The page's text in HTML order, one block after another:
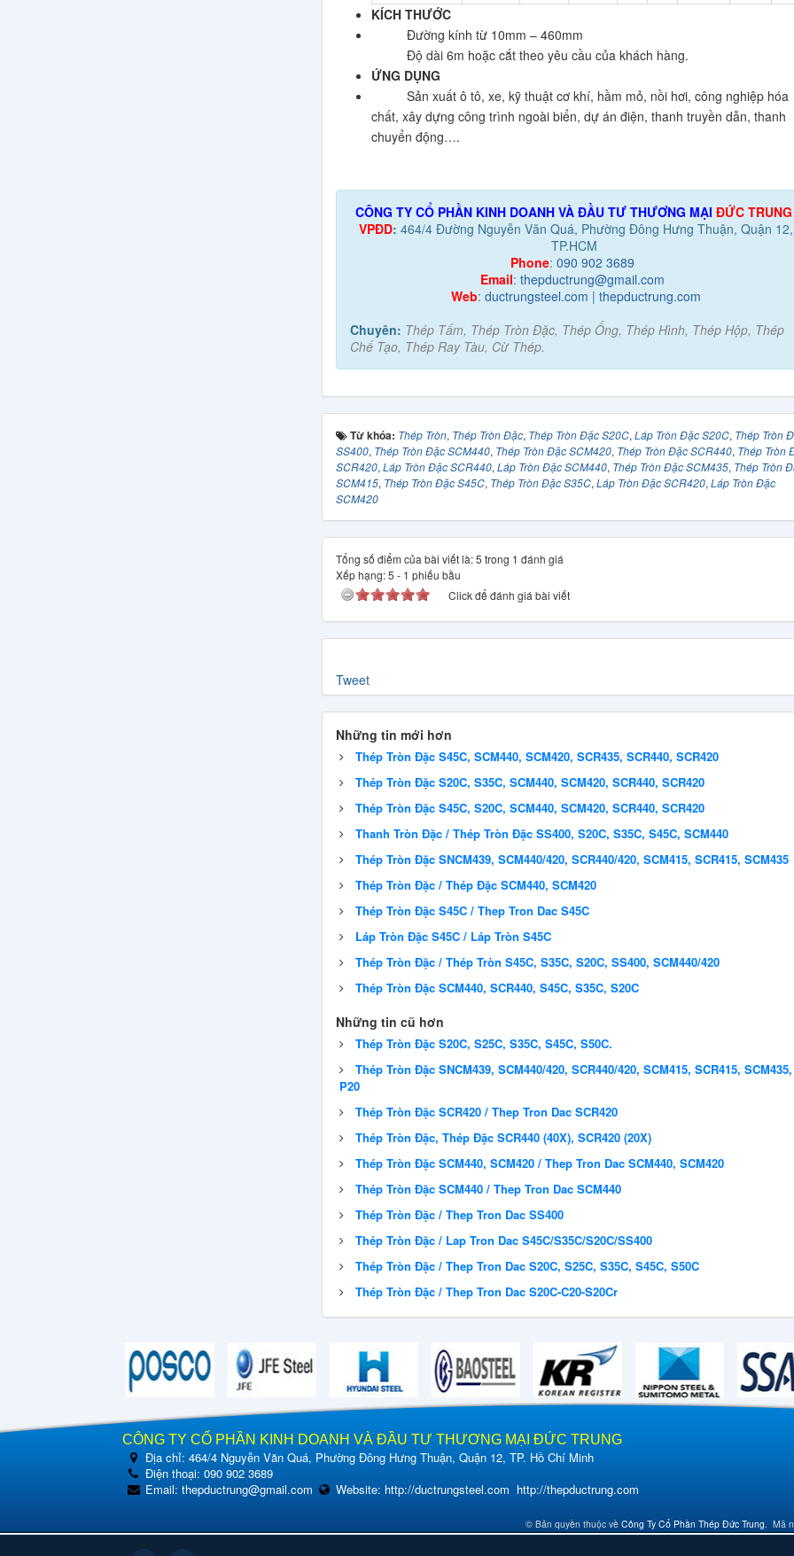
KÍCH THƯỚC
Đường kính từ 10mm – 460mm
Độ dài 6m hoặc cắt theo yêu cầu của khách hàng.
ỨNG DỤNG
Sản xuất ô tô, xe, kỹ thuật cơ khí, hầm mỏ, nồi hơi, công nghiệp hóa
chất, xây dựng công trình ngoài biển, dự án điện, thanh truyền dẫn, thanh
chuyển động….
CÔNG TY CỔ PHẦN KINH DOANH VÀ ĐẦU TƯ THƯƠNG MẠIĐỨC TRUNG
VPĐD: 464/4 Đường Nguyễn Văn Quá, Phường Đông Hưng Thuận, Quận 12,
TP.HCM
Phone: 090 902 3689
Email: thepductrung@gmail.com
Web: ductrungsteel.com | thepductrung.com
Chuyên: Thép Tấm, Thép Tròn Đặc, Thép Ống, Thép Hình, Thép Hộp, Thép
Chế Tạo, Thép Ray Tàu, Cừ Thép.
Từ khóa: Thép Tròn, Thép Tròn Đặc, Thép Tròn Đặc S20C, Láp Tròn Đặc S20C, Thép Tròn
SS400, Thép Tròn Đặc SCM440, Thép Tròn Đặc SCM420, Thép Tròn Đặc SCR440, Thép Tròn
SCR420, Láp Tròn Đặc SCR440, Láp Tròn Đặc SCM440, Thép Tròn Đặc SCM435, Thép Tròn
SCM415, Thép Tròn Đặc S45C, Thép Tròn Đặc S35C, Láp Tròn Đặc SCR420, Láp Tròn Đặc
SCM420
Tổng số điểm của bài viết là: 5 trong 1 đánh giá
Xếp hạng:5 - 1 phiếu bầu
Click để đánh giá bài viết
Tweet
Những tin mới hơn
Thép Tròn Đặc S45C, SCM440, SCM420, SCR435, SCR440, SCR420
Thép Tròn Đặc S20C, S35C, SCM440, SCM420, SCR440, SCR420
Thép Tròn Đặc S45C, S20C, SCM440, SCM420, SCR440, SCR420
Thanh Tròn Đặc / Thép Tròn Đặc SS400, S20C, S35C, S45C, SCM440
Thép Tròn Đặc SNCM439, SCM440/420, SCR440/420, SCM415, SCR415, SCM435
Thép Tròn Đặc / Thép Đặc SCM440, SCM420
Thép Tròn Đặc S45C / Thep Tron Dac S45C
Láp Tròn Đặc S45C / Láp Tròn S45C
Thép Tròn Đặc / Thép Tròn S45C, S35C, S20C, SS400, SCM440/420
Thép Tròn Đặc SCM440, SCR440, S45C, S35C, S20C
Những tin cũ hơn
Thép Tròn Đặc S20C, S25C, S35C, S45C, S50C.
Thép Tròn Đặc SNCM439, SCM440/420, SCR440/420, SCM415, SCR415, SCM435,
P20
Thép Tròn Đặc SCR420 / Thep Tron Dac SCR420
Thép Tròn Đặc, Thép Đặc SCR440 (40X), SCR420 (20X)
Thép Tròn Đặc SCM440, SCM420 / Thep Tron Dac SCM440, SCM420
Thép Tròn Đặc SCM440 / Thep Tron Dac SCM440
Thép Tròn Đặc / Thep Tron Dac SS400
Thép Tròn Đặc / Lap Tron Dac S45C/S35C/S20C/SS400
Thép Tròn Đặc / Thep Tron Dac S20C, S25C, S35C, S45C, S50C
Thép Tròn Đặc / Thep Tron Dac S20C-C20-S20Cr
CÔNG TY CỔ PHẦN KINH DOANH VÀ ĐẦU TƯ THƯƠNG MẠI ĐỨC TRUNG
Địa chỉ: 464/4 Nguyễn Văn Quá, Phường Đông Hưng Thuận, Quận 12, TP. Hồ Chí Minh
Điện thoại: 090 902 3689
Email: thepductrung@gmail.com Website: http://ductrungsteel.com http://thepductrung.com
© Bản quyền thuộc về Công Ty Cổ Phần Thép Đức Trung. Mã